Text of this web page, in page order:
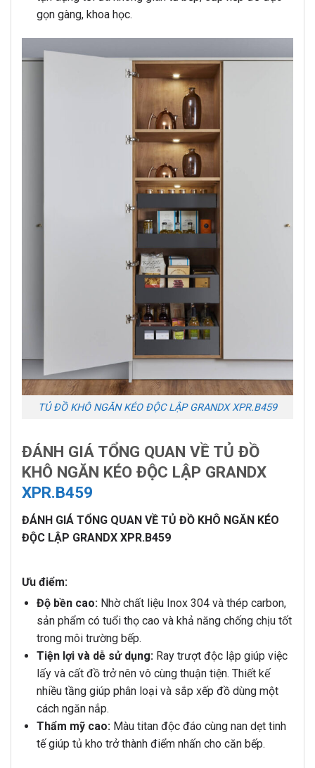
gọn gàng, khoa học.
TỦ ĐỒ KHÔ NGĂN KÉO ĐỘC LẬP GRANDX XPR.B459
ĐÁNH GIÁ TỔNG QUAN VỀ TỦ ĐỒ
KHÔ NGĂN KÉO ĐỘC LẬP GRANDX
XPR.B459
ĐÁNH GIÁ TỔNG QUAN VỀ TỦ ĐỒ KHÔ NGĂN KÉO
ĐỘC LẬP GRANDX XPR.B459
Ưu điểm:
Độ bền cao:Nhờ chất liệu Inox 304 và thép carbon,
sản phẩm có tuổi thọ cao và khả năng chống chịu tốt
trong môi trường bếp.
Tiện lợi và dễ sử dụng:Ray trượt độc lập giúp việc
lấy và cất đồ trở nên vô cùng thuận tiện. Thiết kế
nhiều tầng giúp phân loại và sắp xếp đồ dùng một
cách ngăn nắp.
Thẩm mỹ cao:Màu titan độc đáo cùng nan dẹt tinh
tế giúp tủ kho trở thành điểm nhấn cho căn bếp.